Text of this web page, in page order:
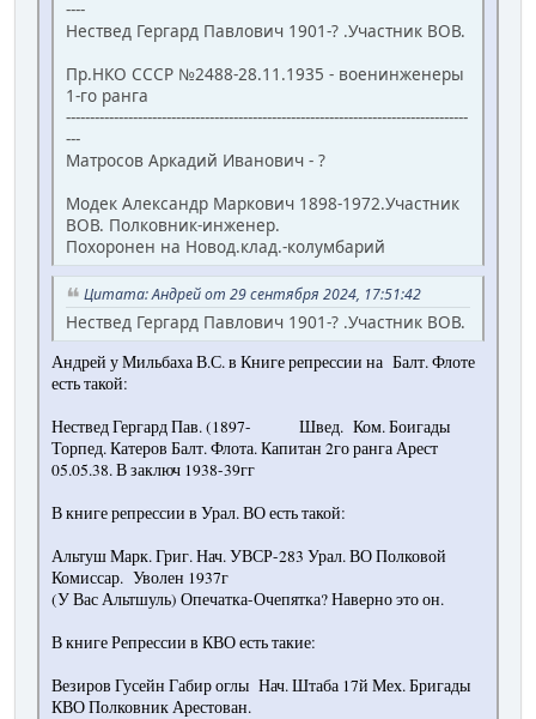
----
Нествед Гергард Павлович 1901-? .Участник ВОВ.
Пр.НКО СССР №2488-28.11.1935 - военинженеры
1-го ранга
------------------------------------------------------------------------------------
---
Матросов Аркадий Иванович - ?
Модек Александр Маркович 1898-1972.Участник
ВОВ. Полковник-инженер.
Похоронен на Новод.клад.-колумбарий
Цитата: Андрей от 29 сентября 2024, 17:51:42
Нествед Гергард Павлович 1901-? .Участник ВОВ.
Андрей у Мильбаха В.С. в Книге репрессии на Балт. Флоте
есть такой:
Нествед Гергард Пав. (1897- Швед. Ком. Боигады
Торпед. Катеров Балт. Флота. Капитан 2го ранга Арест
05.05.38. В заключ 1938-39гг
В книге репрессии в Урал. ВО есть такой:
Альтуш Марк. Григ. Нач. УВСР-283 Урал. ВО Полковой
Комиссар. Уволен 1937г
(У Вас Альтшуль) Опечатка-Очепятка? Наверно это он.
В книге Репрессии в КВО есть такие:
Везиров Гусейн Габир оглы Нач. Штаба 17й Мех. Бригады
КВО Полковник Арестован.